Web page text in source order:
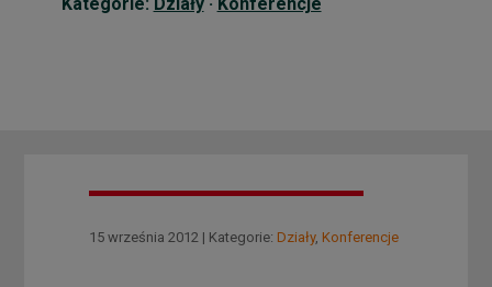
Kategorie: Działy· Konferencje
15 września 2012 | Kategorie: Działy, Konferencje